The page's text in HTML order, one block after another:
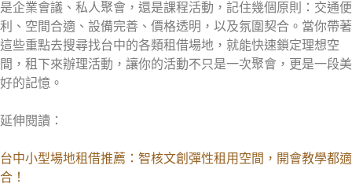
是企業會議、私人聚會，還是課程活動，記住幾個原則：交通便
利、空間合適、設備完善、價格透明，以及氛圍契合。當你帶著
這些重點去搜尋找台中的各類租借場地，就能快速鎖定理想空
間，租下來辦理活動，讓你的活動不只是一次聚會，更是一段美
好的記憶。
延伸閱讀：
台中小型場地租借推薦：智核文創彈性租用空間，開會教學都適
合！